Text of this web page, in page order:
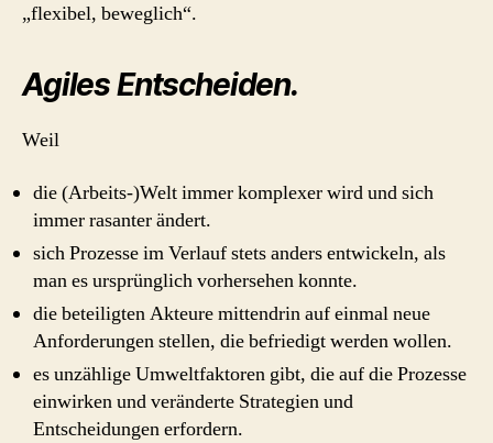
„flexibel, beweglich“.
Agiles Entscheiden.
Weil
die (Arbeits-)Welt immer komplexer wird und sich
immer rasanter ändert.
sich Prozesse im Verlauf stets anders entwickeln, als
man es ursprünglich vorhersehen konnte.
die beteiligten Akteure mittendrin auf einmal neue
Anforderungen stellen, die befriedigt werden wollen.
es unzählige Umweltfaktoren gibt, die auf die Prozesse
einwirken und veränderte Strategien und
Entscheidungen erfordern.